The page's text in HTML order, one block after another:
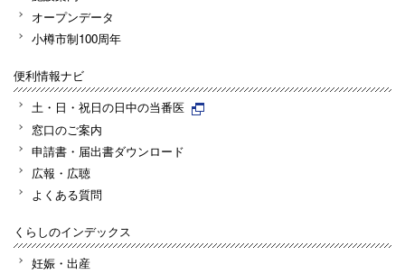
オープンデータ
小樽市制100周年
便利情報ナビ
土・日・祝日の日中の当番医
窓口のご案内
申請書・届出書ダウンロード
広報・広聴
よくある質問
くらしのインデックス
妊娠・出産